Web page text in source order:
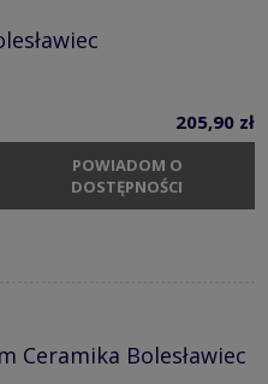
205,90 zł
POWIADOM O
DOSTĘPNOŚCI
Ceramika Bolesławiec